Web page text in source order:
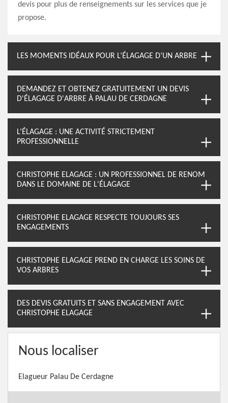
devis pour plus de renseignements sur les services que je
propose.
LES MOMENTS IDÉAUX POUR L’ÉLAGAGE D’UN ARBRE
DEMANDEZ ET OBTENEZ GRATUITEMENT UN DEVIS
D'ÉLAGAGE D'ARBRE À PALAU DE CERDAGNE
L’ÉLAGAGE : UNE ACTIVITÉ STRICTEMENT
PROFESSIONNELLE
CHRISTOPHE ELAGAGE : UN PROFESSIONNEL DE RENOM
DANS LE DOMAINE DE L'ÉLAGAGE
CHRISTOPHE ELAGAGE RESPECTE TOUJOURS SES
ENGAGEMENTS
CHRISTOPHE ELAGAGE PREND EN CHARGE LES SOINS DE
VOS ARBRES
DES DEVIS GRATUITS ET SANS ENGAGEMENT AVEC
CHRISTOPHE ELAGAGE
Nous localiser
Elagueur Palau De Cerdagne